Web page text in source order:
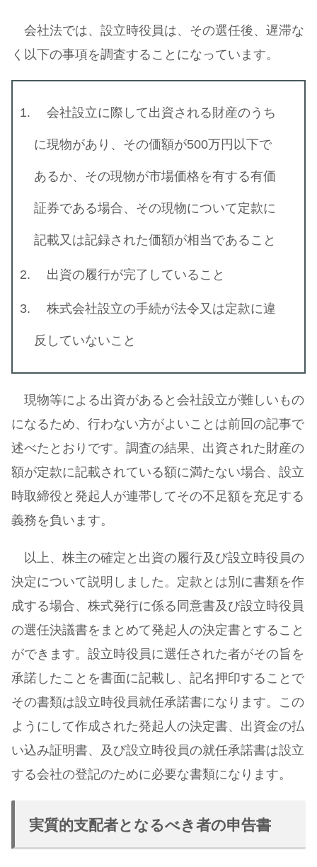
会社法では、設立時役員は、その選任後、遅滞な
く以下の事項を調査することになっています。
会社設立に際して出資される財産のうち
に現物があり、その価額が500万円以下で
あるか、その現物が市場価格を有する有価
証券である場合、その現物について定款に
記載又は記録された価額が相当であること
出資の履行が完了していること
株式会社設立の手続が法令又は定款に違
反していないこと
現物等による出資があると会社設立が難しいもの
になるため、行わない方がよいことは前回の記事で
述べたとおりです。調査の結果、出資された財産の
額が定款に記載されている額に満たない場合、設立
時取締役と発起人が連帯してその不足額を充足する
義務を負います。
以上、株主の確定と出資の履行及び設立時役員の
決定について説明しました。定款とは別に書類を作
成する場合、株式発行に係る同意書及び設立時役員
の選任決議書をまとめて発起人の決定書とすること
ができます。設立時役員に選任された者がその旨を
承諾したことを書面に記載し、記名押印することで
その書類は設立時役員就任承諾書になります。この
ようにして作成された発起人の決定書、出資金の払
い込み証明書、及び設立時役員の就任承諾書は設立
する会社の登記のために必要な書類になります。
実質的支配者となるべき者の申告書